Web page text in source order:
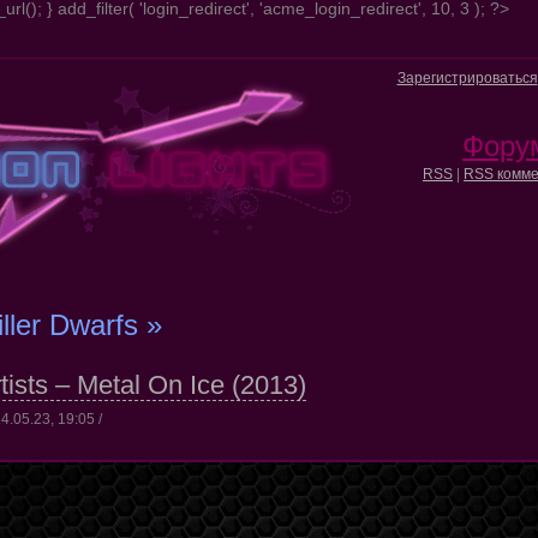
} add_filter( 'login_redirect', 'acme_login_redirect', 10, 3 ); ?>
Зарегистрироваться
RSS RSS
Dwarfs »
– Metal On Ice (2013)
19:05 /